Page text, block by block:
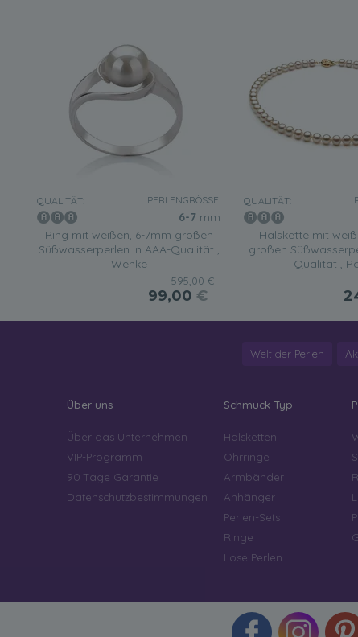
QUALITÄT: PERLENGRÖSSE:
6-7 mm
Ring mit weißen, 6-7mm großen
Süßwasserperlen in AAA-Qualität ,
Wenke
595,00 €
99,00 €
QUALITÄT:
Halskette mit
großen
Qualität ,
Welt der Perlen
Über uns
Über das Unternehmen
VIP-Programm
90 Tage Garantie
Datenschutzbestimmungen
Schmuck Typ
Halsketten
Ohrringe
Armbänder
Anhänger
Perlen-Sets
Ringe
Lose Perlen